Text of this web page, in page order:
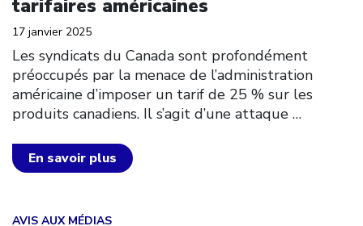
tarifaires américaines
17 janvier 2025
Les syndicats du Canada sont profondément
préoccupés par la menace de l’administration
américaine d’imposer un tarif de 25 % sur les
produits canadiens. Il s’agit d’une attaque …
En savoir plus
AVIS AUX MÉDIAS
Click to open the link